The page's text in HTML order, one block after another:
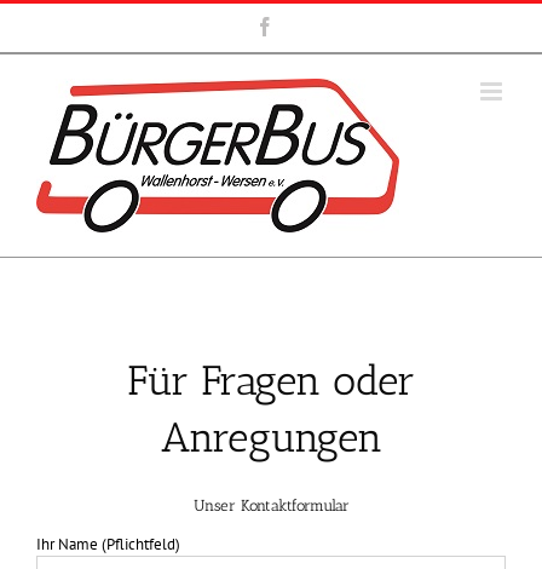
Zum
springen
Für Fragen oder
Anregungen
Unser Kontaktformular
Ihr Name (Pflichtfeld)